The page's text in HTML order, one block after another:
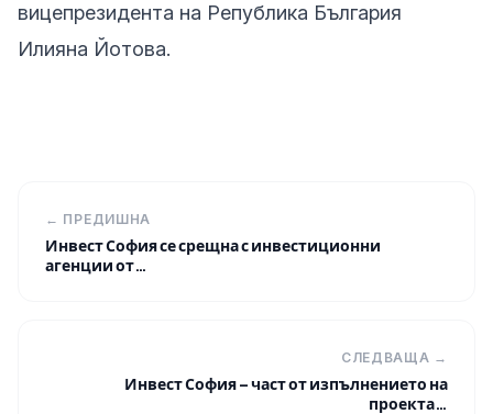
вицепрезидента на Република България
Илияна Йотова.
← ПРЕДИШНА
Инвест София се срещна с инвестиционни
агенции от…
СЛЕДВАЩА →
Инвест София – част от изпълнението на
проекта…